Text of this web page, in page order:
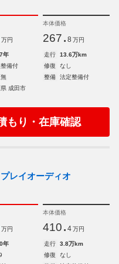
万円
本体価格
267. 8 万円
年 走行
13.6万km
備付 修復
なし
整備
法定整備付
成田市
もり・在庫確認
レイオーディオ
万円
本体価格
410. 4 万円
年 走行
3.8万km
修復
なし